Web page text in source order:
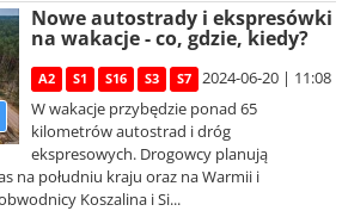
Nowe autostrady i ekspresówki
na wakacje - co, gdzie, kiedy?
A2 S1 S16 S3 S7
2024-06-20 | 11:08
W wakacje przybędzie ponad 65
kilometrów autostrad i dróg
ekspresowych. Drogowcy planują
na południu kraju oraz na Warmii i
Koszalina i Si...